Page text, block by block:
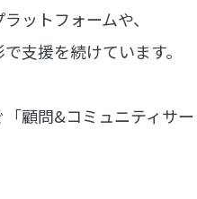
ットフォームや、
支援を続けています。
顧問&コミュニティサ